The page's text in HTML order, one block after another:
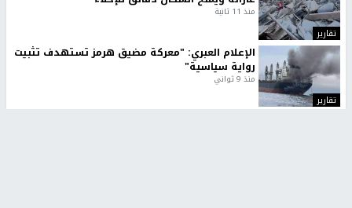
تقارير
منذ 11 ثانية
تقارير
الإعلام العبري: "معركة مضيق هرمز تستهدف تثبيت
رواية سياسية"
منذ 9 ثواني